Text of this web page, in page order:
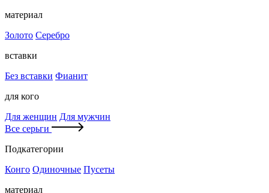
материал
Золото Серебро
вставки
Без вставки Фианит
для кого
Для женщин Для мужчин
Все серьги
Подкатегории
Конго Одиночные Пусеты
материал